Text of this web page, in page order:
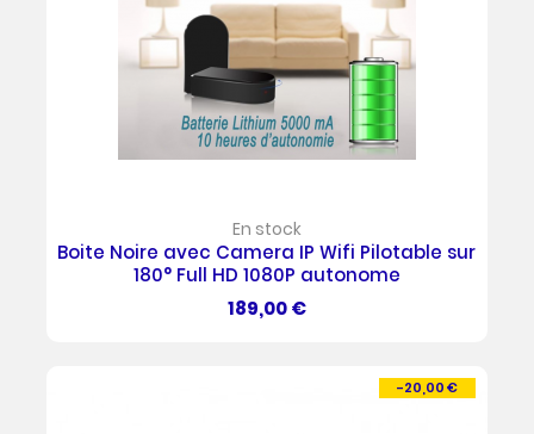
En stock
Boite Noire avec Camera IP Wifi Pilotable sur
180° Full HD 1080P autonome
Prix
189,00 €
PROMO !
-20,00 €